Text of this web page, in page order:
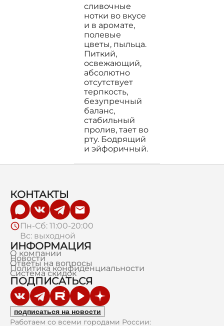
сливочные
нотки во вкусе
и в аромате,
полевые
цветы, пыльца.
Питкий,
освежающий,
абсолютно
отсутствует
терпкость,
безупречный
баланс,
стабильный
пролив, тает во
рту. Бодрящий
и эйфоричный.
КОНТАКТЫ
Пн-Сб: 11:00-20:00
Вс: выходной
ИНФОРМАЦИЯ
О компании
Новости
Ответы на вопросы
Политика конфиденциальности
Система скидок
ПОДПИСАТЬСЯ
подписаться на новости
Работаем со всеми городами России: